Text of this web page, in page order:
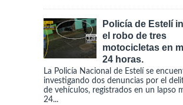
Policía de Estelí
el robo de tres
motocicletas en
24 horas.
La Policía Nacional de Estelí se
investigando dos denuncias por el
de vehículos, registrados en un lapso
24...